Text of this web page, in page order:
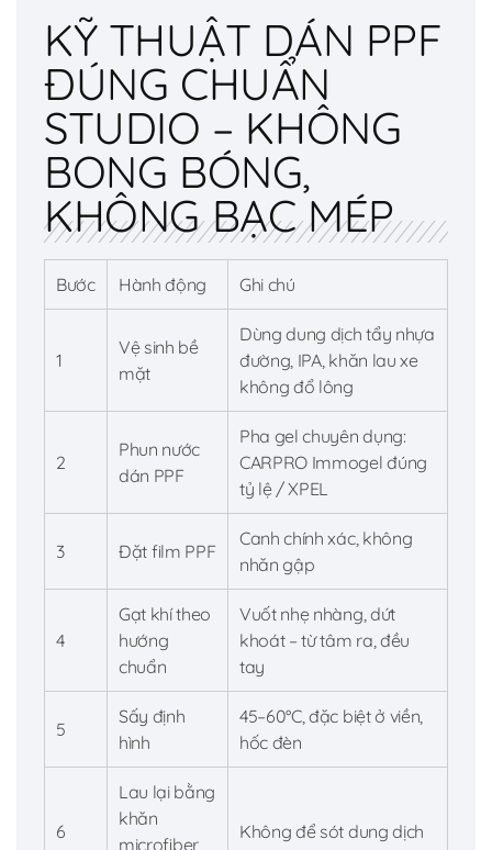
KỸ THUẬT DÁN PPF
ĐÚNG CHUẨN
STUDIO – KHÔNG
BONG BÓNG,
KHÔNG BẠC MÉP
Bước Hành động Ghi chú
1
Vệ sinh bề
mặt
Dùng dung dịch tẩy nhựa
đường, IPA, khăn lau xe
không đổ lông
2
Phun nước
dán PPF
Pha gel chuyên dụng:
CARPRO Immogel đúng
tỷ lệ / XPEL
3 Đặt film PPF
Canh chính xác, không
nhăn gập
4
Gạt khí theo
hướng
chuẩn
Vuốt nhẹ nhàng, dứt
khoát – từ tâm ra, đều
tay
5
Sấy định
hình
45–60°C, đặc biệt ở viền,
hốc đèn
6
Lau lại bằng
khăn
microfiber
Không để sót dung dịch